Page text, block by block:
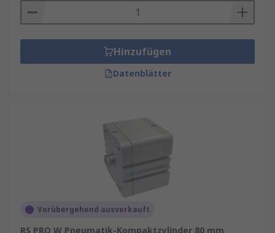
Hinzufügen
Datenblätter
Vorübergehend ausverkauft
RS PRO W Pneumatik-Kompaktzylinder 80 mm